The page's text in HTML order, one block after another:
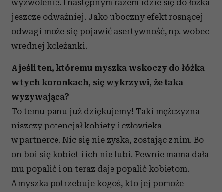
wyzwolenie. I następnym razem idzie się do łóżka
jeszcze odważniej. Jako uboczny efekt rosnącej
odwagi może się pojawić asertywność, np. wobec
wrednej koleżanki.
A jeśli ten, któremu myszka wskoczy do łóżka
w tych koronkach, się wykrzywi, że taka
wyzywająca?
To temu panu już dziękujemy! Taki mężczyzna
niszczy potencjał kobiety i człowieka
w partnerce. Nic się nie zyska, zostając z nim. Bo
on boi się kobiet i ich nie lubi. Pewnie mama dała
mu popalić i on teraz daje popalić kobietom.
A myszka potrzebuje kogoś, kto jej pomoże